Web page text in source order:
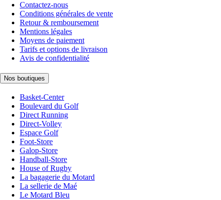
Contactez-nous
Conditions générales de vente
Retour & remboursement
Mentions légales
Moyens de paiement
Tarifs et options de livraison
Avis de confidentialité
Nos boutiques
Basket-Center
Boulevard du Golf
Direct Running
Direct-Volley
Espace Golf
Foot-Store
Galop-Store
Handball-Store
House of Rugby
La bagagerie du Motard
La sellerie de Maé
Le Motard Bleu